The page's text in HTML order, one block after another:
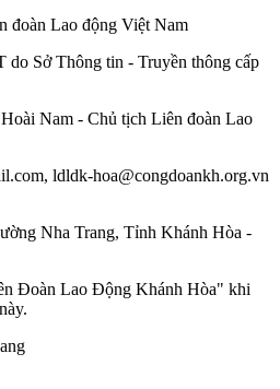
đoàn Lao động Việt Nam
do Sở Thông tin - Truyền thông cấp
Nam - Chủ tịch Liên đoàn Lao
ldldk-hoa@congdoankh.org.vn
Nha Trang, Tỉnh Khánh Hòa -
Đoàn Lao Động Khánh Hòa" khi